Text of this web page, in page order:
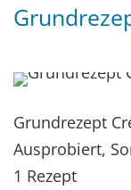
Grundrezept
Ausprobiert,
1 Rezept